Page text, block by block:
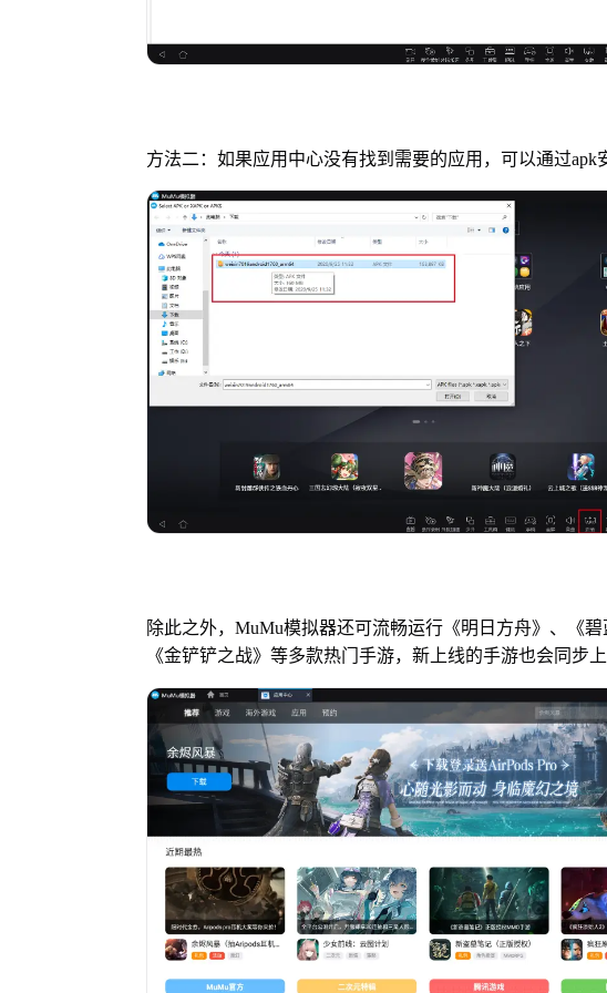
方法二：如果应用中心没有找到需要的应用，可以通过apk
除此之外，MuMu模拟器还可流畅运行《明日方舟》、《
《金铲铲之战》等多款热门手游，新上线的手游也会同步上